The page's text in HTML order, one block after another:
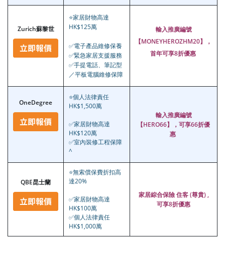
Zurich蘇黎世
⭐家居財物高達
HK$125萬
✅電子產品維修保養
✅緊急家居支援服務
✅手提電話、筆記型
／平板電腦維修保障
輸入推廣編號
【MONEYHEROZHM20】，
首年可享8折優惠
OneDegree
⭐個人法律責任
HK$1,500萬
✅家居財物高達
HK$120萬
✅室內裝修工程保障
^
輸入推廣編號
【HERO66】，可享66折優
惠
QBE昆士蘭
⭐無索償保費折扣高
達20%
✅家居財物高達
HK$100萬
✅個人法律責任
HK$1,000萬
家居綜合保險 住客 (尊貴) ,
可享8折優惠